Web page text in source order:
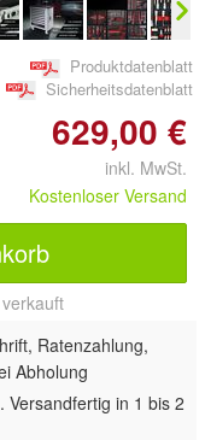
Produktdatenblatt
Sicherheitsdatenblatt
629,00 €
inkl. MwSt.
Kostenloser Versand
verkauft
Ratenzahlung,
Abholung
Versandfertig in 1 bis 2